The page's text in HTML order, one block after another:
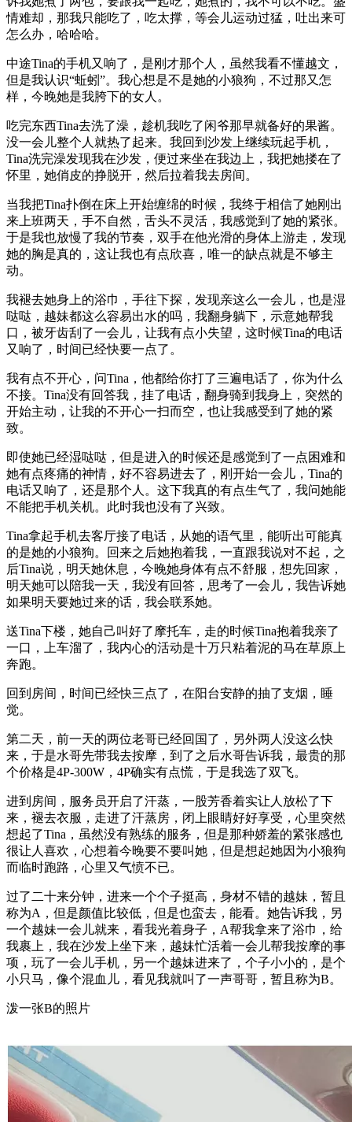
情难却，那我只能吃了，吃太撑，等会儿运动过猛，吐出来可
怎么办，哈哈哈。
中途Tina的手机又响了，是刚才那个人，虽然我看不懂越文，
但是我认识“蚯蚓”。我心想是不是她的小狼狗，不过那又怎
样，今晚她是我胯下的女人。
吃完东西Tina去洗了澡，趁机我吃了闲爷那早就备好的果酱。
没一会儿整个人就热了起来。我回到沙发上继续玩起手机，
Tina洗完澡发现我在沙发，便过来坐在我边上，我把她搂在了
怀里，她俏皮的挣脱开，然后拉着我去房间。
当我把Tina扑倒在床上开始缠绵的时候，我终于相信了她刚出
来上班两天，手不自然，舌头不灵活，我感觉到了她的紧张。
于是我也放慢了我的节奏，双手在他光滑的身体上游走，发现
她的胸是真的，这让我也有点欣喜，唯一的缺点就是不够主
动。
我褪去她身上的浴巾，手往下探，发现亲这么一会儿，也是湿
哒哒，越妹都这么容易出水的吗，我翻身躺下，示意她帮我
口，被牙齿刮了一会儿，让我有点小失望，这时候Tina的电话
又响了，时间已经快要一点了。
我有点不开心，问Tina，他都给你打了三遍电话了，你为什么
不接。Tina没有回答我，挂了电话，翻身骑到我身上，突然的
开始主动，让我的不开心一扫而空，也让我感受到了她的紧
致。
即使她已经湿哒哒，但是进入的时候还是感觉到了一点困难和
她有点疼痛的神情，好不容易进去了，刚开始一会儿，Tina的
电话又响了，还是那个人。这下我真的有点生气了，我问她能
不能把手机关机。此时我也没有了兴致。
Tina拿起手机去客厅接了电话，从她的语气里，能听出可能真
的是她的小狼狗。回来之后她抱着我，一直跟我说对不起，之
后Tina说，明天她休息，今晚她身体有点不舒服，想先回家，
明天她可以陪我一天，我没有回答，思考了一会儿，我告诉她
如果明天要她过来的话，我会联系她。
送Tina下楼，她自己叫好了摩托车，走的时候Tina抱着我亲了
一口，上车溜了，我内心的活动是十万只粘着泥的马在草原上
奔跑。
回到房间，时间已经快三点了，在阳台安静的抽了支烟，睡
觉。
第二天，前一天的两位老哥已经回国了，另外两人没这么快
来，于是水哥先带我去按摩，到了之后水哥告诉我，最贵的那
个价格是4P-300W，4P确实有点慌，于是我选了双飞。
进到房间，服务员开启了汗蒸，一股芳香着实让人放松了下
来，褪去衣服，走进了汗蒸房，闭上眼睛好好享受，心里突然
想起了Tina，虽然没有熟练的服务，但是那种娇羞的紧张感也
很让人喜欢，心想着今晚要不要叫她，但是想起她因为小狼狗
而临时跑路，心里又气愤不已。
过了二十来分钟，进来一个个子挺高，身材不错的越妹，暂且
称为A，但是颜值比较低，但是也蛮去，能看。她告诉我，另
一个越妹一会儿就来，看我光着身子，A帮我拿来了浴巾，给
我裹上，我在沙发上坐下来，越妹忙活着一会儿帮我按摩的事
项，玩了一会儿手机，另一个越妹进来了，个子小小的，是个
小只马，像个混血儿，看见我就叫了一声哥哥，暂且称为B。
泼一张B的照片